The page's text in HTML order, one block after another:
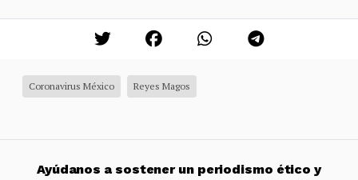
Coronavirus México Reyes Magos
Ayúdanos a sostener un periodismo ético y